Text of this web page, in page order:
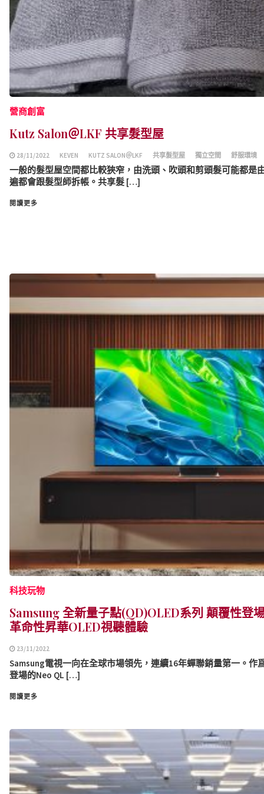
營商創富
Kutz Salon＠LKF 共享髮型屋
28/11/2022 KEVEN KUTZ SALON＠LKF 共享髮型屋 獨立空間 舒服環境
一般的髮型屋空間都比較狹窄，由洗頭、吹頭和剪頭髮可能都是
遍都會跟髮型師拆帳。共享髮 […]
閱讀更多
科技玩物
Samsung 全新量子點(QD)OLED系列 顛覆性登
革命性昇華OLED視聽體驗
23/11/2022
Samsung電視一向在全球市場領先，連續16年蟬聯銷量第一。作
登場的Neo QL […]
閱讀更多